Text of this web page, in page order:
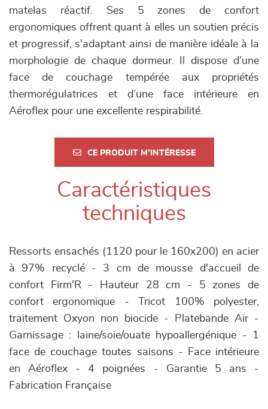
matelas réactif. Ses 5 zones de confort
ergonomiques offrent quant à elles un soutien précis
et progressif, s'adaptant ainsi de manière idéale à la
morphologie de chaque dormeur. Il dispose d’une
face de couchage tempérée aux propriétés
thermorégulatrices et d’une face intérieure en
Aéroflex pour une excellente respirabilité.
CE PRODUIT M'INTÉRESSE
Caractéristiques
techniques
Ressorts ensachés (1120 pour le 160x200) en acier
à 97% recyclé - 3 cm de mousse d'accueil de
confort Firm'R - Hauteur 28 cm - 5 zones de
confort ergonomique - Tricot 100% polyester,
traitement Oxyon non biocide - Platebande Air -
Garnissage : laine/soie/ouate hypoallergénique - 1
face de couchage toutes saisons - Face intérieure
en Aéroflex - 4 poignées - Garantie 5 ans -
Fabrication Française